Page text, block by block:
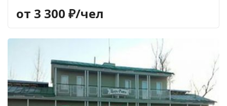
(СОМ ЕВРОПЕЙСКИЙ)
ЩУКА,ЯЗЬ
от 3 300 ₽/чел